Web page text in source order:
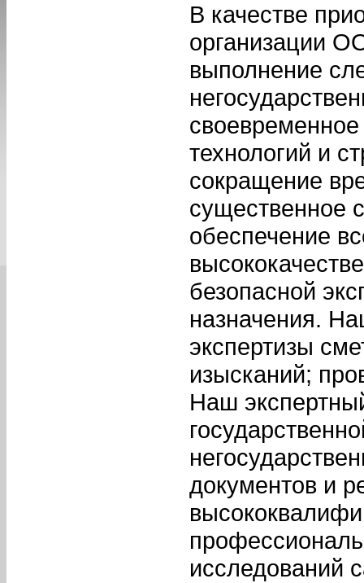
В качестве
организации
выполнение
технологий и
сокращение
существенное
обеспечение
безопасной
назначения.
экспертизы
изысканий;
Наш
документов и
исследований